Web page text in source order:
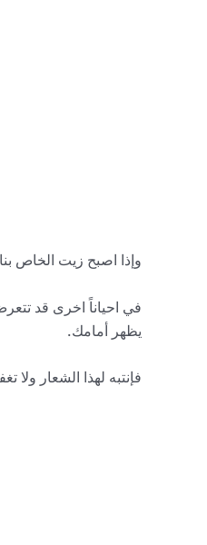
وإذا اصبح زيت الخاص
في احياناً اخرى قد
يظهر أمامك.
فإنتبه لهذا الشعار